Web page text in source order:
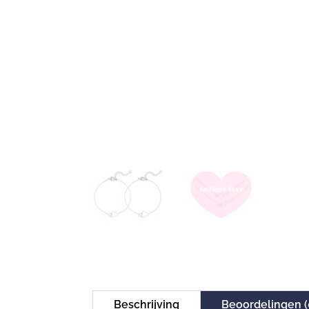
Beschrijving Beoordelingen